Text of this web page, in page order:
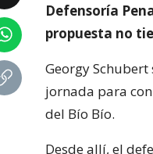
Defensoría
propuesta no
Georgy
jornada para
del Bío Bío.
Desde allí, el